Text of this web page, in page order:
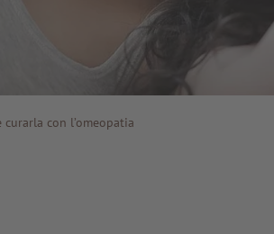
curarla con l’omeopatia